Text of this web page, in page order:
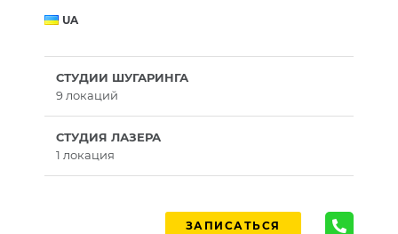
UA
СТУДИИ ШУГАРИНГА
9 локаций
СТУДИЯ ЛАЗЕРА
1 локация
ЗАПИСАТЬСЯ